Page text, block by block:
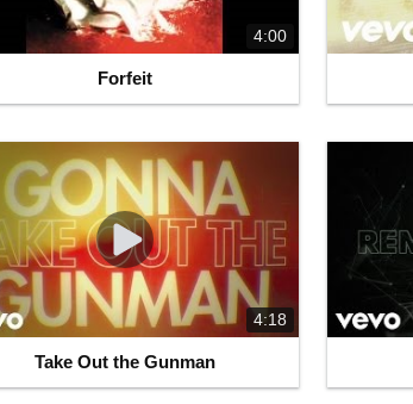
4:00
Forfeit
4:18
Take Out the Gunman